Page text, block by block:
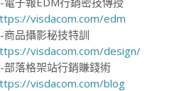
visdacom.com/edm
商品攝影秘技特訓
visdacom.com/design/
部落格架站行銷賺錢術
visdacom.com/blog